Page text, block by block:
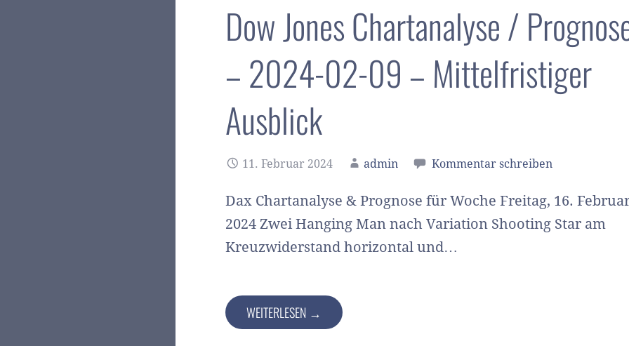
Dow Jones Chartanalyse /
– 2024-02-09 – Mittelfristiger
Ausblick
11. Februar 2024 admin Kommentar schreiben
Dax Chartanalyse & Prognose für Woche Freitag, 16.
2024 Zwei Hanging Man nach Variation Shooting Star am
Kreuzwiderstand horizontal und…
WEITERLESEN →